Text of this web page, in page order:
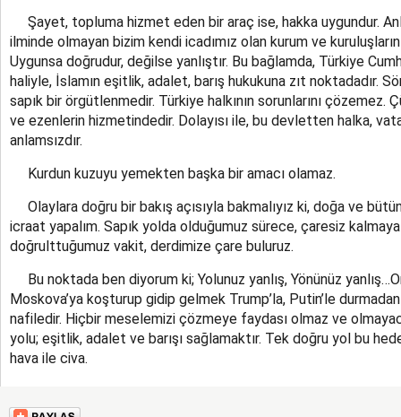
Şayet, topluma hizmet eden bir araç ise, hakka uygundur.
ilminde olmayan bizim kendi icadımız olan kurum ve
Uygunsa doğrudur, değilse yanlıştır. Bu bağlamda, Türkiye
haliyle, İslamın eşitlik, adalet, barış hukukuna zıt noktadadır.
sapık bir örgütlenmedir. Türkiye halkının sorunlarını çözemez.
ve ezenlerin hizmetindedir. Dolayısı ile, bu devletten halka,
anlamsızdır.
Kurdun kuzuyu yemekten başka bir amacı olamaz.
Olaylara doğru bir bakış açısıyla bakmalıyız ki, doğa ve bütün
icraat yapalım. Sapık yolda olduğumuz sürece, çaresiz
doğrulttuğumuz vakit, derdimize çare buluruz.
Bu noktada ben diyorum ki; Yolunuz yanlış, Yönünüz
Moskova’ya koşturup gidip gelmek Trump’la, Putin’le
nafiledir. Hiçbir meselemizi çözmeye faydası olmaz ve
yolu; eşitlik, adalet ve barışı sağlamaktır. Tek doğru yol bu
hava ile civa.